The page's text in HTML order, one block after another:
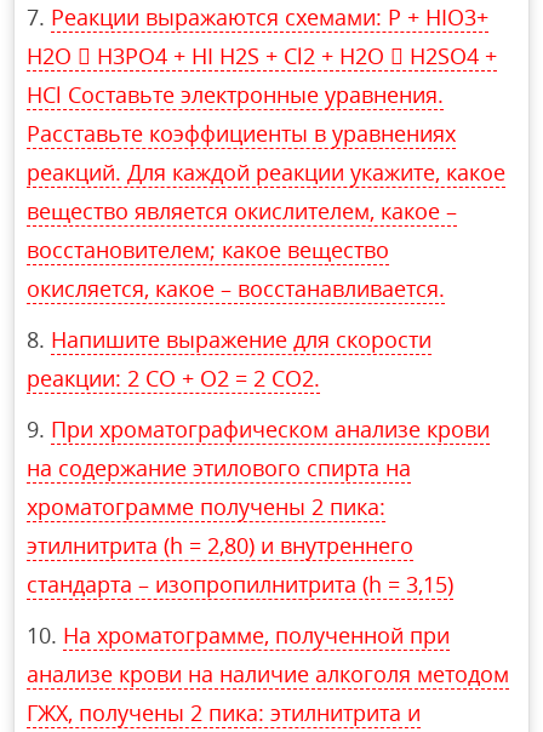
Реакции выражаются схемами: Р + НIO3+
Н2О  Н3РО4 + HI H2S + Cl2 + Н2О  H2SO4 +
HCl Составьте электронные уравнения.
Расставьте коэффициенты в уравнениях
реакций. Для каждой реакции укажите, какое
вещество является окислителем, какое –
восстановителем; какое вещество
окисляется, какое – восстанавливается.
Напишите выражение для скорости
реакции: 2 СО + О2 = 2 СО2.
При хроматографическом анализе крови
на содержание этилового спирта на
хроматограмме получены 2 пика:
этилнитрита (h = 2,80) и внутреннего
стандарта – изопропилнитрита (h = 3,15)
На хроматограмме, полученной при
анализе крови на наличие алкоголя методом
ГЖХ, получены 2 пика: этилнитрита и